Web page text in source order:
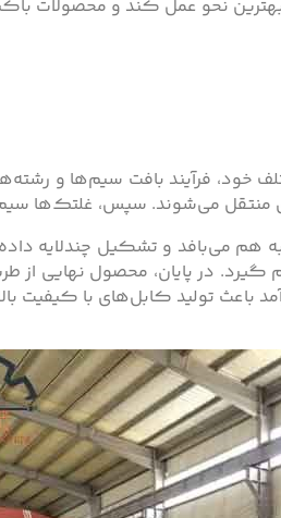
نحو عمل کند و محصولات
خود، فرآیند بافت سیم‌ها و
منتقل می‌شوند. سپس، غلتک‌ها
هم می‌بافد و تشکیل چندلایه
در پایان، محصول نهایی از
تولید کابل‌های با کیفیت